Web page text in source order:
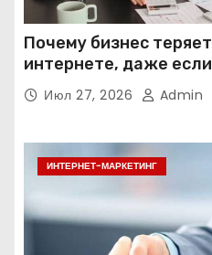
Почему бизнес
интернете, даже если
Июл 27, 2026 Admin
ИНТЕРНЕТ-МАРКЕТИНГ